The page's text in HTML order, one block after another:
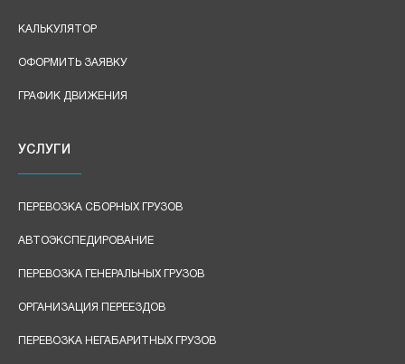
КАЛЬКУЛЯТОР
ОФОРМИТЬ ЗАЯВКУ
ГРАФИК ДВИЖЕНИЯ
УСЛУГИ
ПЕРЕВОЗКА СБОРНЫХ ГРУЗОВ
АВТОЭКСПЕДИРОВАНИЕ
ПЕРЕВОЗКА ГЕНЕРАЛЬНЫХ ГРУЗОВ
ОРГАНИЗАЦИЯ ПЕРЕЕЗДОВ
ПЕРЕВОЗКА НЕГАБАРИТНЫХ ГРУЗОВ